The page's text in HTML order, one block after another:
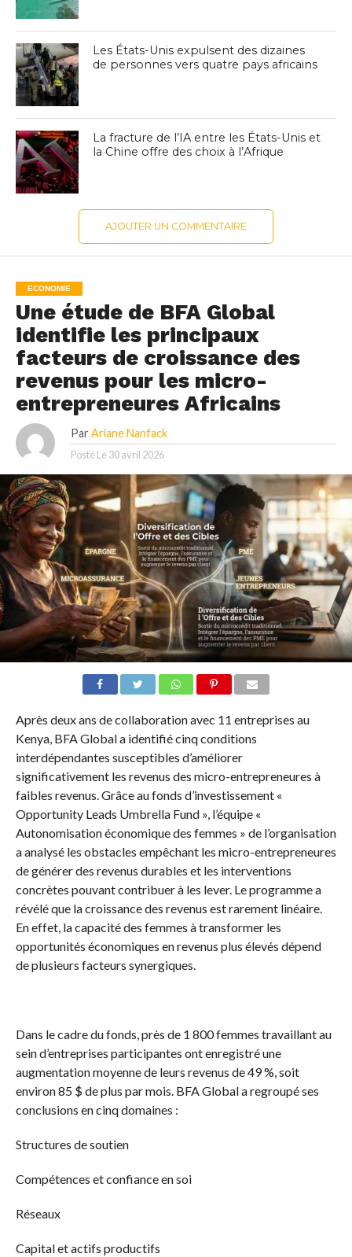
Les États-Unis expulsent des dizaines
de personnes vers quatre pays africains
La fracture de l’IA entre les États-Unis et
la Chine offre des choix à l’Afrique
AJOUTER UN COMMENTAIRE
ECONOMIE
Une étude de BFA Global
identifie les principaux
facteurs de croissance des
revenus pour les micro-
entrepreneures Africains
Par Ariane Nanfack
Posté Le 30 avril 2026
Après deux ans de collaboration avec 11 entreprises au
Kenya, BFA Global a identifié cinq conditions
interdépendantes susceptibles d’améliorer
significativement les revenus des micro-entrepreneures à
faibles revenus. Grâce au fonds d’investissement «
Opportunity Leads Umbrella Fund », l’équipe «
Autonomisation économique des femmes » de l’organisation
a analysé les obstacles empêchant les micro-entrepreneures
de générer des revenus durables et les interventions
concrètes pouvant contribuer à les lever. Le programme a
révélé que la croissance des revenus est rarement linéaire.
En effet, la capacité des femmes à transformer les
opportunités économiques en revenus plus élevés dépend
de plusieurs facteurs synergiques.
Dans le cadre du fonds, près de 1 800 femmes travaillant au
sein d’entreprises participantes ont enregistré une
augmentation moyenne de leurs revenus de 49 %, soit
environ 85 $ de plus par mois. BFA Global a regroupé ses
conclusions en cinq domaines :
Structures de soutien
Compétences et confiance en soi
Réseaux
Capital et actifs productifs